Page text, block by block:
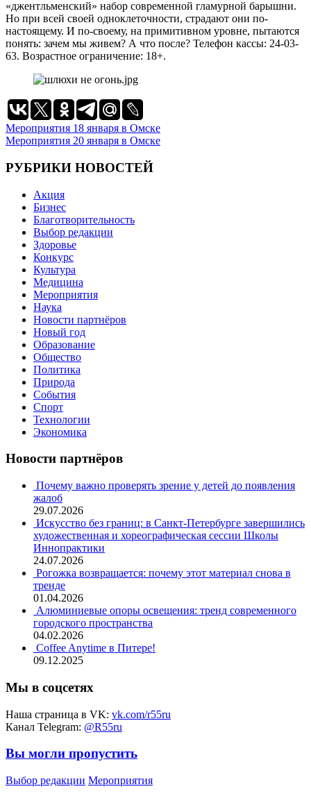
«джентльменский» набор современной гламурной барышни.
Но при всей своей одноклеточности, страдают они по-
настоящему. И по-своему, на примитивном уровне, пытаются
понять: зачем мы живем? А что после? Телефон кассы: 24-03-
63. Возрастное ограничение: 18+.
Навигация
по
записям
Мероприятия 18 января в Омске
Мероприятия 20 января в Омске
РУБРИКИ НОВОСТЕЙ
Акция
Бизнес
Благотворительность
Выбор редакции
Здоровье
Конкурс
Культура
Медицина
Мероприятия
Наука
Новости партнёров
Новый год
Образование
Общество
Политика
Природа
События
Спорт
Технологии
Экономика
Новости партнёров
Почему важно проверять зрение у детей до появления
жалоб
29.07.2026
Искусство без границ: в Санкт-Петербурге завершились
художественная и хореографическая сессии Школы
Иннопрактики
24.07.2026
Рогожка возвращается: почему этот материал снова в
тренде
01.04.2026
Алюминиевые опоры освещения: тренд современного
городского пространства
04.02.2026
Coffee Anytime в Питере!
09.12.2025
Мы в соцсетях
Наша страница в VK: vk.com/r55ru
Канал Telegram: @R55ru
Вы могли пропустить
Выбор редакции Мероприятия